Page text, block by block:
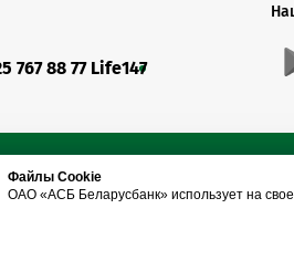
767 88 77 Life147
Файлы Cookie
ОАО «АСБ Беларусбанк» использует на